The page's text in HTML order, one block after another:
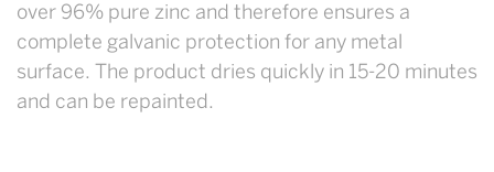
over 96% pure zinc and therefore ensures a
complete galvanic protection for any metal
surface. The product dries quickly in 15-20 minutes
and can be repainted.